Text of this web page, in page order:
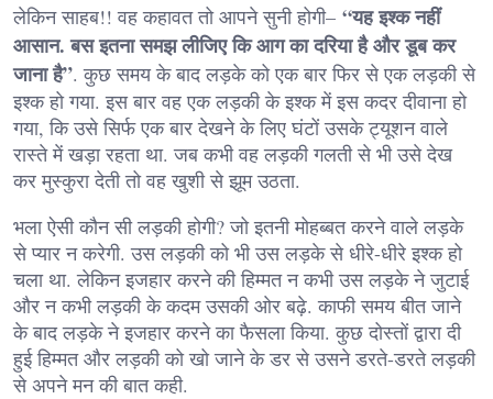
लेकिन साहब!! वह कहावत तो आपने सुनी होगी– “यह इश्क नहीं
आसान. बस इतना समझ लीजिए कि आग का दरिया है और डूब कर
जाना है”. कुछ समय के बाद लड़के को एक बार फिर से एक लड़की से
इश्क हो गया. इस बार वह एक लड़की के इश्क में इस कदर दीवाना हो
गया, कि उसे सिर्फ एक बार देखने के लिए घंटों उसके ट्यूशन वाले
रास्ते में खड़ा रहता था. जब कभी वह लड़की गलती से भी उसे देख
कर मुस्कुरा देती तो वह खुशी से झूम उठता.
भला ऐसी कौन सी लड़की होगी? जो इतनी मोहब्बत करने वाले लड़के
से प्यार न करेगी. उस लड़की को भी उस लड़के से धीरे-धीरे इश्क हो
चला था. लेकिन इजहार करने की हिम्मत न कभी उस लड़के ने जुटाई
और न कभी लड़की के कदम उसकी ओर बढ़े. काफी समय बीत जाने
के बाद लड़के ने इजहार करने का फैसला किया. कुछ दोस्तों द्वारा दी
हुई हिम्मत और लड़की को खो जाने के डर से उसने डरते-डरते लड़की
से अपने मन की बात कही.